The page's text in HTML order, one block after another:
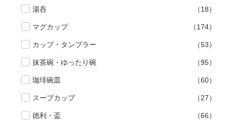
手ざわり
柄
湯呑 （18）
マグカップ （174）
カップ・タンブラー （53）
抹茶碗・ゆったり碗 （95）
珈琲碗皿 （60）
スープカップ （27）
徳利・盃 （66）